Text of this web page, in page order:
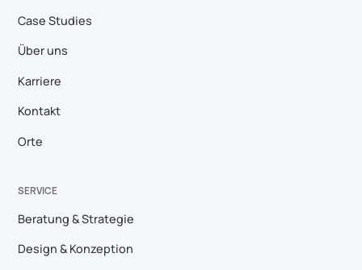
Case Studies
Über uns
Karriere
Kontakt
Orte
SERVICE
Beratung & Strategie
Design & Konzeption